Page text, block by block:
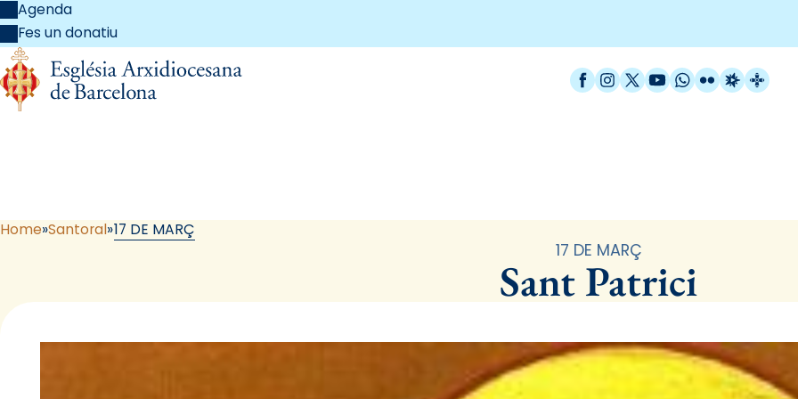
Agenda
Fes un donatiu
Facebook
Instagram
X / Twitter
YouTube
WhatsApp
FlickrRadio
Home Santoral 17 DE MARÇ
17 DE MARÇ
Sant Patrici